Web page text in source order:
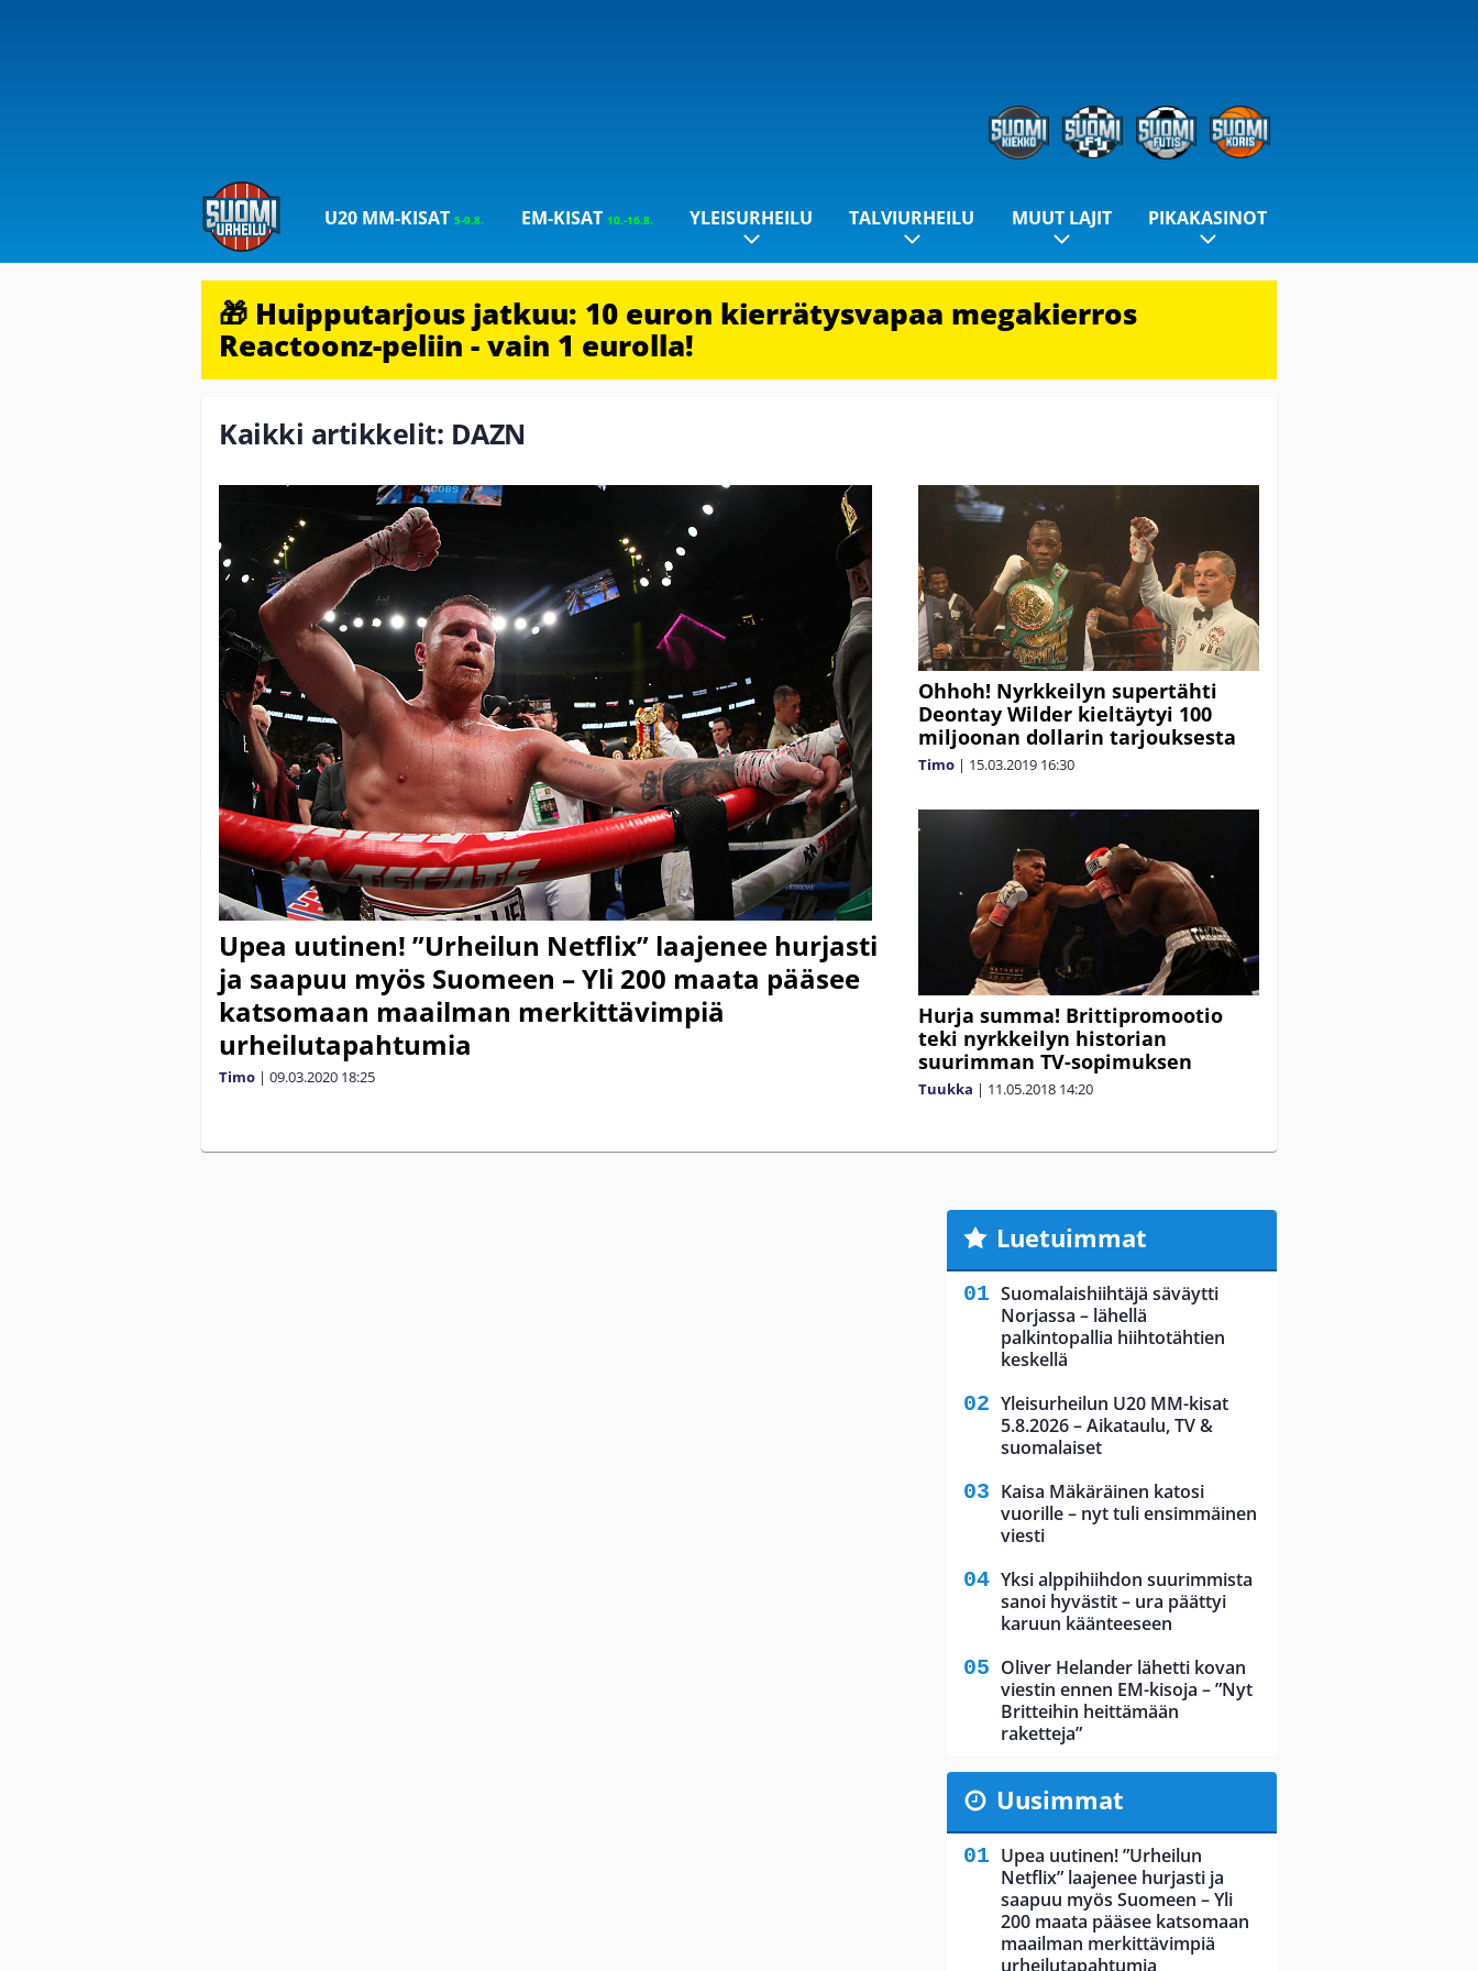
U20 MM-KISAT5-9.8. EM-KISAT 10.-16.8. YLEISURHEILU TALVIURHEILU MUUT LAJIT PIKAKASINOT
🎁 Huipputarjous jatkuu: 10 euron kierrätysvapaa megakierros
Reactoonz-peliin - vain 1 eurolla!
Kaikki artikkelit: DAZN
Upea uutinen! ”Urheilun Netflix” laajenee hurjasti
ja saapuu myös Suomeen – Yli 200 maata pääsee
katsomaan maailman merkittävimpiä
urheilutapahtumia
Timo | 09.03.2020 18:25
Ohhoh! Nyrkkeilyn supertähti
Deontay Wilder kieltäytyi 100
miljoonan dollarin tarjouksesta
Timo | 15.03.2019 16:30
Hurja summa! Brittipromootio
teki nyrkkeilyn historian
suurimman TV-sopimuksen
Tuukka | 11.05.2018 14:20
Luetuimmat
Suomalaishiihtäjä säväytti
Norjassa – lähellä
palkintopallia hiihtotähtien
keskellä
Yleisurheilun U20 MM-kisat
5.8.2026 – Aikataulu, TV &
suomalaiset
Kaisa Mäkäräinen katosi
vuorille – nyt tuli ensimmäinen
viesti
Yksi alppihiihdon suurimmista
sanoi hyvästit – ura päättyi
karuun käänteeseen
Oliver Helander lähetti kovan
viestin ennen EM-kisoja – ”Nyt
Britteihin heittämään
raketteja”
Uusimmat
Upea uutinen! ”Urheilun
Netflix” laajenee hurjasti ja
saapuu myös Suomeen – Yli
200 maata pääsee katsomaan
maailman merkittävimpiä
urheilutapahtumia